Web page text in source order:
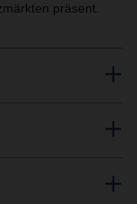
präsent.